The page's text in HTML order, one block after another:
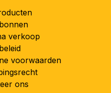
verkoop
voorwaarden
ons